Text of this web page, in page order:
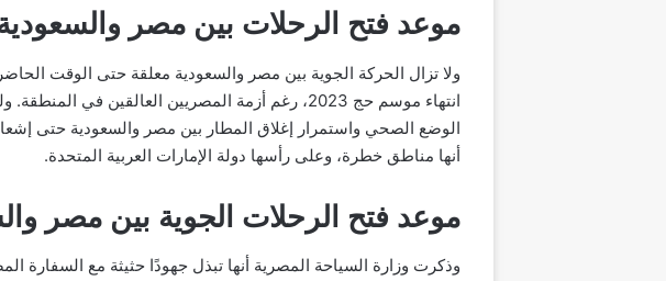
موعد فتح الرحلات بين مصر والسعودية هو
ولا تزال الحركة الجوية بين مصر والسعودية معلقة حتى الوقت
انتهاء موسم حج 2023، رغم أزمة المصريين
الوضع الصحي واستمرار إغلاق المطار بين مصر والسعودية حتى
أنها مناطق خطرة، وعلى رأسها دولة الإمارات العربية المتحدة.
موعد فتح الرحلات الجوية بين مصر
وذكرت وزارة السياحة المصرية أنها تبذل جهودًا حثيثة مع السفارة